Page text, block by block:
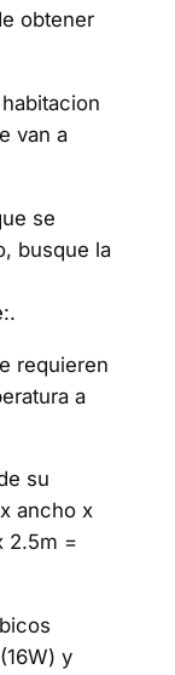
obtener
van a
se
busque la
requieren
a
su
ancho x
2.5m =
y